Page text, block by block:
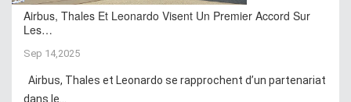
Airbus, Thales Et Leonardo Visent Un Premier Accord Sur
Les…
Sep 14,2025
Airbus, Thales et Leonardo se rapprochent d’un partenariat
dans le...